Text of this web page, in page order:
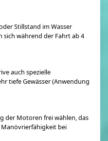
Stillstand im Wasser
sich während der Fahrt ab 4
auch spezielle
tiefe Gewässer (Anwendung
der Motoren frei wählen, das
bei